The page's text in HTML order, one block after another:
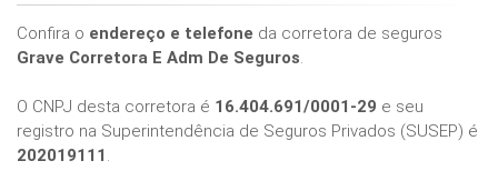
Confira o endereço e telefone da corretora de seguros
Grave Corretora E Adm De Seguros.
O CNPJ desta corretora é 16.404.691/0001-29 e seu
registro na Superintendência de Seguros Privados (SUSEP) é
202019111 .